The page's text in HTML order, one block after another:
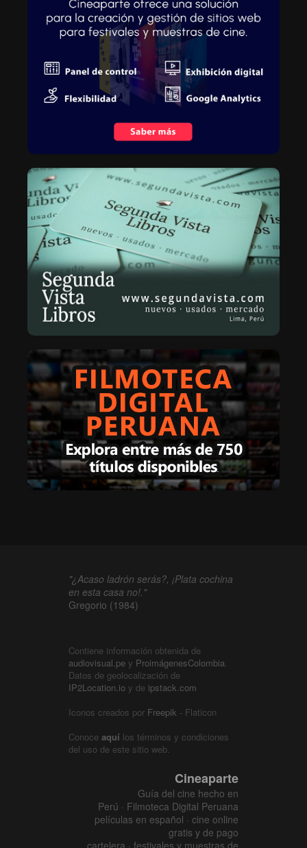
"¿Acaso ladrón serás?, ¡Plata cochina
en esta casa no!."
Gregorio (1984)
Contiene información obtenida de
audiovisual.pe y ProimágenesColombia.
Datos de geolocalización de
IP2Location.io y de ipstack.com
Iconos creados por Freepik - Flaticon
Conoce aquí los términos y condiciones
del uso de este sitio web.
Cineaparte
Guía del cine hecho en
Perú · Filmoteca Digital Peruana
películas en español · cine online
gratis y de pago